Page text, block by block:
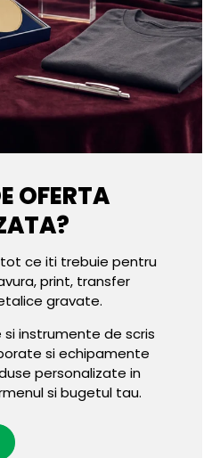
OFERTA
ce iti trebuie pentru
print, transfer
gravate.
si instrumente de scris
si echipamente
personalizate in
si bugetul tau.